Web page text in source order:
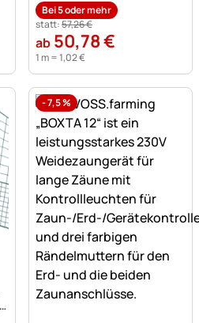
Bei 5 oder mehr
statt:57,26€
ab 50,78€
1 m =1,02€
-7,5%